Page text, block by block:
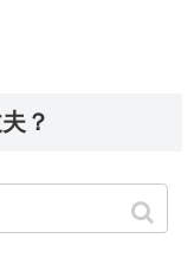
？